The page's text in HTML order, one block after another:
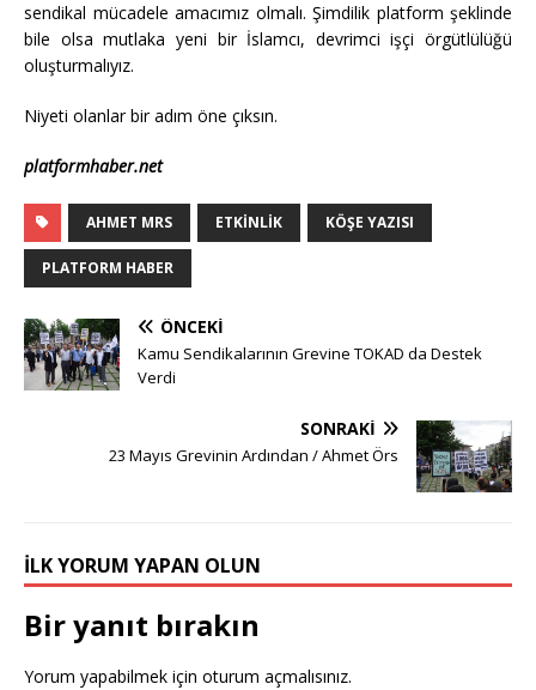
sendikal mücadele amacımız olmalı. Şimdilik platform şeklinde
bile olsa mutlaka yeni bir İslamcı, devrimci işçi örgütlülüğü
oluşturmalıyız.
Niyeti olanlar bir adım öne çıksın.
platformhaber.net
AHMET MRS ETKINLIK KÖŞE YAZISI
PLATFORM HABER
ÖNCEKI
Kamu Sendikalarının Grevine TOKAD da Destek
Verdi
SONRAKI
23 Mayıs Grevinin Ardından / Ahmet Örs
İLK YORUM YAPAN OLUN
Bir yanıt bırakın
Yorum yapabilmek için oturum açmalısınız.